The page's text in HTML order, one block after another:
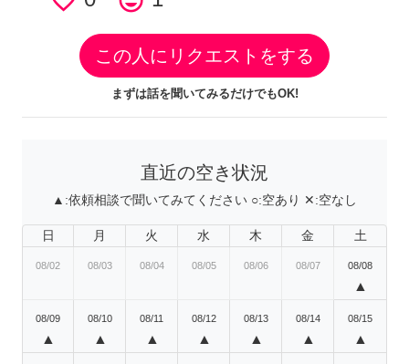
この人にリクエストをする
まずは話を聞いてみるだけでもOK!
直近の空き状況
▲:依頼相談で聞いてみてください ○:空あり ✕:空なし
日 月 火 水 木 金 土
08/02 08/03 08/04 08/05 08/06 08/07 08/08
▲
08/09
▲
08/10
▲
08/11
▲
08/12
▲
08/13
▲
08/14
▲
08/15
▲